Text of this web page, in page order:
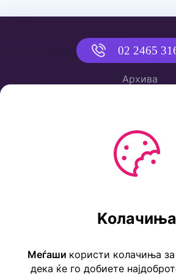
02 2465
Архива
Тел: ++389 2 2465
Kолачиња
Меѓаши користи колачиња
дека ќе го добиете